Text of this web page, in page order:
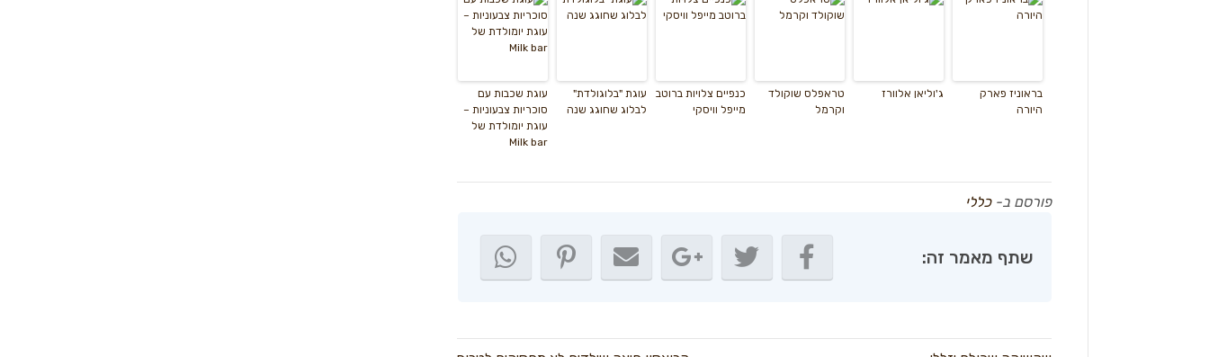
בראוניז פארק
היורה
ג'וליאן אלוורז
טראפלס שוקולד
וקרמל
כנפיים צלויות ברוטב
מייפל וויסקי
עוגת "בלוגולדת"
לבלוג שחוגג שנה
עוגת שכבות עם
סוכריות צבעוניות –
עוגת יומולדת של
Milk bar
פורסם ב-כללי
שתף מאמר זה: